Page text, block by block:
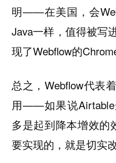
明——在美国，会
Java一样，值得被写
现了Webflow的
总之，Webflow代表
用——如果说Airtable
多是起到降本增效的
要实现的，就是切实